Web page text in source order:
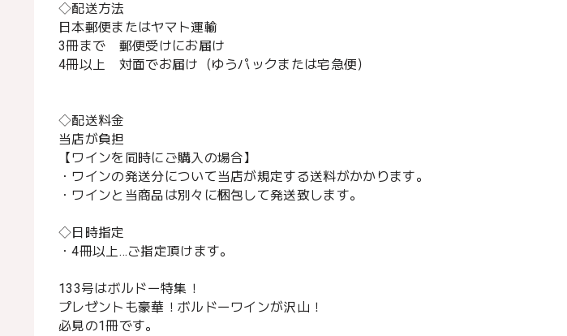
◇配送方法
日本郵便またはヤマト運輸
3冊まで 郵便受けにお届け
4冊以上 対面でお届け（ゆうパックまたは宅急便）
◇配送料金
当店が負担
【ワインを同時にご購入の場合】
・ワインの発送分について当店が規定する送料がかかります。
・ワインと当商品は別々に梱包して発送致します。
◇日時指定
・4冊以上…ご指定頂けます。
133号はボルドー特集！
プレゼントも豪華！ボルドーワインが沢山！
必見の1冊です。